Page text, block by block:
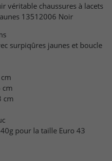
véritable chaussures à lacets
13512006 Noir
surpiqûres jaunes et boucle
cm
cm
pour la taille Euro 43